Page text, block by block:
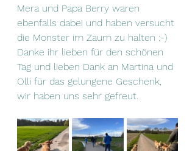
Mera und Papa Berry waren
ebenfalls dabei und haben versucht
die Monster im Zaum zu halten :-)
Danke ihr lieben für den schönen
Tag und lieben Dank an Martina und
Olli für das gelungene Geschenk,
wir haben uns sehr gefreut.